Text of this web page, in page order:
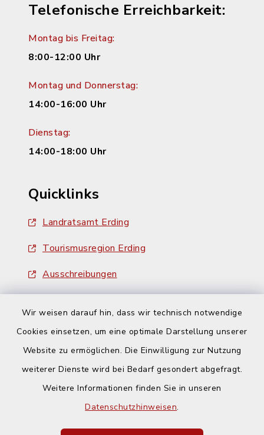
Wir weisen darauf hin, dass wir technisch notwendige
Cookies einsetzen, um eine optimale Darstellung unserer
Website zu ermöglichen. Die Einwilligung zur Nutzung
weiterer Dienste wird bei Bedarf gesondert abgefragt.
Weitere Informationen finden Sie in unseren
Datenschutzhinweisen.
Telefonische Erreichbarkeit:
Montag bis Freitag:
8:00-12:00 Uhr
Montag und Donnerstag:
14:00-16:00 Uhr
Dienstag:
14:00-18:00 Uhr
Quicklinks
Landratsamt Erding
Tourismusregion Erding
Ausschreibungen
Barrierefreiheit